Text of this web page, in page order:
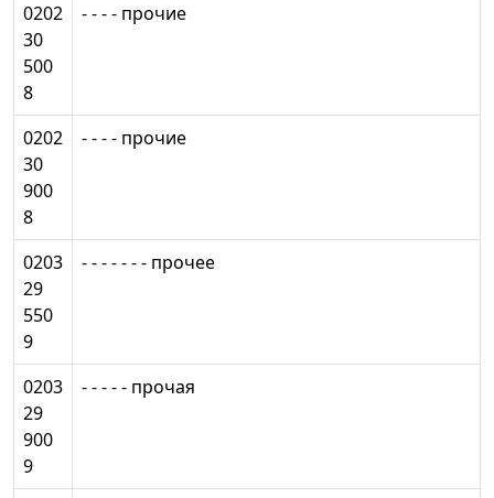
0202
30
500
8
- - - - прочие
0202
30
900
8
- - - - прочие
0203
29
550
9
- - - - - - - прочее
0203
29
900
9
- - - - - прочая